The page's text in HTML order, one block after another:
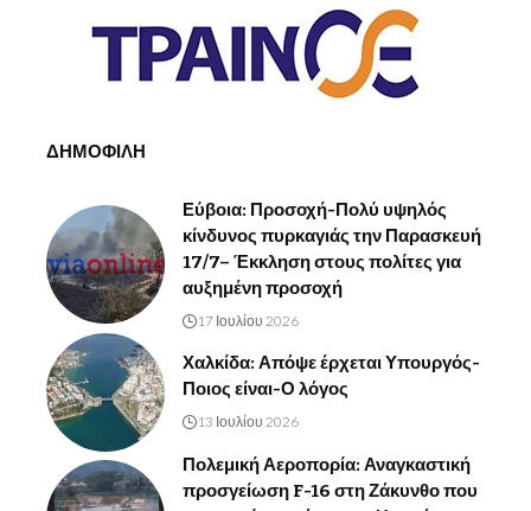
ΔΗΜΟΦΙΛΗ
Εύβοια: Προσοχή-Πολύ υψηλός
κίνδυνος πυρκαγιάς την Παρασκευή
17/7– Έκκληση στους πολίτες για
αυξημένη προσοχή
17 Ιουλίου 2026
Χαλκίδα: Απόψε έρχεται Υπουργός-
Ποιος είναι-Ο λόγος
13 Ιουλίου 2026
Πολεμική Αεροπορία: Αναγκαστική
προσγείωση F-16 στη Ζάκυνθο που